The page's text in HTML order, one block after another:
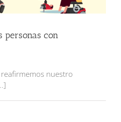
personas con
nuestro